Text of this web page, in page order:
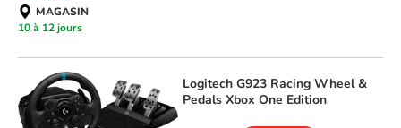
MAGASIN
10 à 12 jours
Logitech G923 Racing Wheel &
Pedals Xbox One Edition